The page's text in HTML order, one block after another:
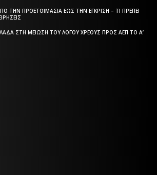
ΤΗΝ ΠΡΟΕΤΟΙΜΑΣΊΑ ΈΩΣ ΤΗΝ ΈΓΚΡΙΣΗ – ΤΙ ΠΡΈΠΕΙ
ΣΤΗ ΜΕΊΩΣΗ ΤΟΥ ΛΌΓΟΥ ΧΡΈΟΥΣ ΠΡΟΣ ΑΕΠ ΤΟ Α’